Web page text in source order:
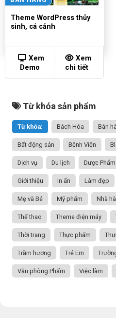
Theme WordPress thủy
sinh, cá cảnh
Xem
Demo
Xem
chi tiết
Từ khóa sản phẩm
Từ khóa: Bách Hóa Bán
Bất động sản Bệnh Viện
Dịch vụ Du lịch Dược Phẩm
Giới thiệu In ấn Làm đẹp
Mẹ và Bé Mỹ phẩm Nhà
Thể thao Theme điện máy
Thời trang Thực phẩm
Trầm hương Trẻ Em
Văn phòng Phẩm Việc làm